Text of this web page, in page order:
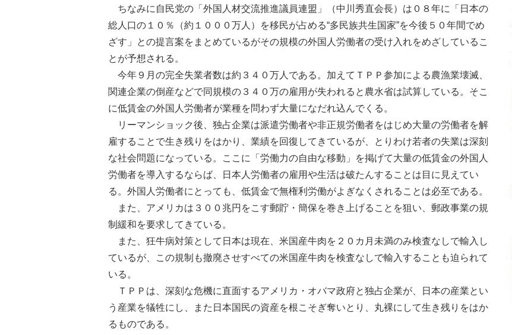
ちなみに自民党の「外国人材交流推進議員連盟」（中川秀直会長）は０８年に「日本の
総人口の１０％（約１０００万人）を移民が占める“多民族共生国家”を今後５０年間でめ
ざす」との提言案をまとめているがその規模の外国人労働者の受け入れをめざしているこ
とが予想される。
今年９月の完全失業者数は約３４０万人である。加えてＴＰＰ参加による農漁業壊滅、
関連企業の倒産などで同規模の３４０万の雇用が失われると農水省は試算している。そこ
に低賃金の外国人労働者が業種を問わず大量になだれ込んでくる。
リーマンショック後、独占企業は派遣労働者や非正規労働者をはじめ大量の労働者を解
雇することで生き残りをはかり、業績を回復してきているが、とりわけ若者の失業は深刻
な社会問題になっている。ここに「労働力の自由な移動」を掲げて大量の低賃金の外国人
労働者を導入するならば、日本人労働者の雇用や生活は破たんすることは目に見えてい
る。外国人労働者にとっても、低賃金で無権利労働がよぎなくされることは必至である。
また、アメリカは３００兆円をこす郵貯・簡保を巻き上げることを狙い、郵政事業の規
制緩和を要求してきている。
また、狂牛病対策として日本は現在、米国産牛肉を２０カ月未満のみ検査なしで輸入し
ているが、この規制も撤廃させすべての米国産牛肉を検査なしで輸入することも迫られて
いる。
ＴＰＰは、深刻な危機に直面するアメリカ・オバマ政府と独占企業が、日本の産業とい
う産業を犠牲にし、また日本国民の資産を根こそぎ奪いとり、丸裸にして生き残りをはか
るものである。